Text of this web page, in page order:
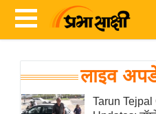
Latest
News
in
ता
ख
लाइव
Tarun